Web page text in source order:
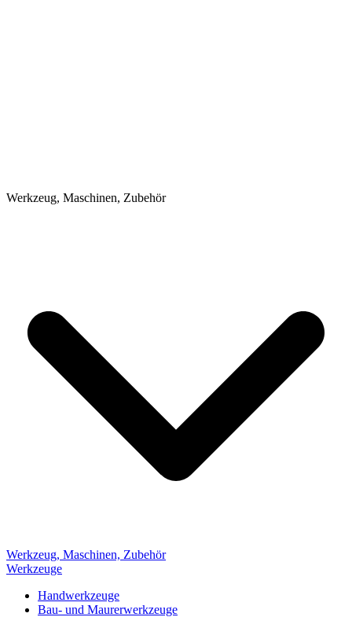
Werkzeug, Maschinen, Zubehör
Werkzeug, Maschinen, Zubehör
Werkzeuge
Handwerkzeuge
Bau- und Maurerwerkzeuge